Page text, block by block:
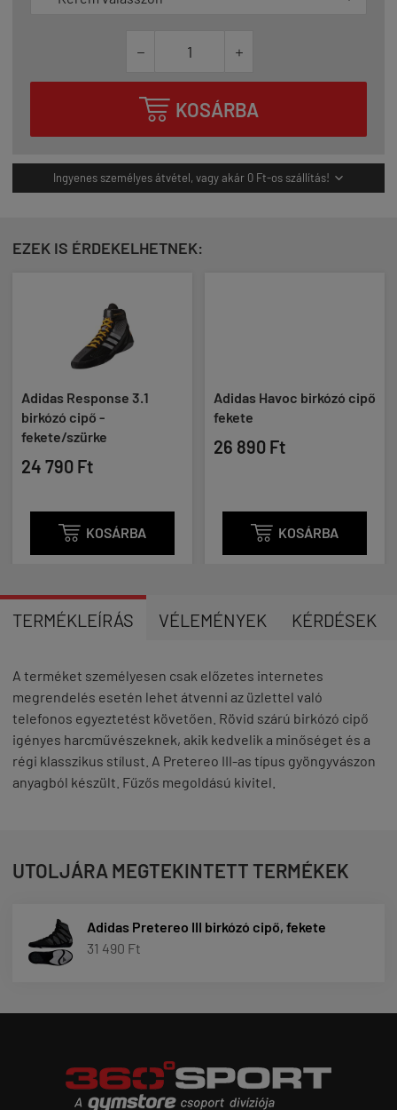
 
 KOSÁRBA
Ingyenes személyes átvétel, vagy akár 0 Ft-os szállítás! 
EZEK IS ÉRDEKELHETNEK:
Adidas Response 3.1
birkózó cipő -
fekete/szürke
24 790 Ft
 KOSÁRBA
Adidas Havoc birkózó cipő
fekete
26 890 Ft
 KOSÁRBA
TERMÉKLEÍRÁS VÉLEMÉNYEK KÉRDÉSEK
A terméket személyesen csak előzetes internetes
megrendelés esetén lehet átvenni az üzlettel való
telefonos egyeztetést követően. Rövid szárú birkózó cipő
igényes harcművészeknek, akik kedvelik a minőséget és a
régi klasszikus stílust. A Pretereo III-as típus gyöngyvászon
anyagból készült. Fűzős megoldású kivitel.
UTOLJÁRA MEGTEKINTETT TERMÉKEK
Adidas Pretereo III birkózó cipő, fekete
31 490 Ft